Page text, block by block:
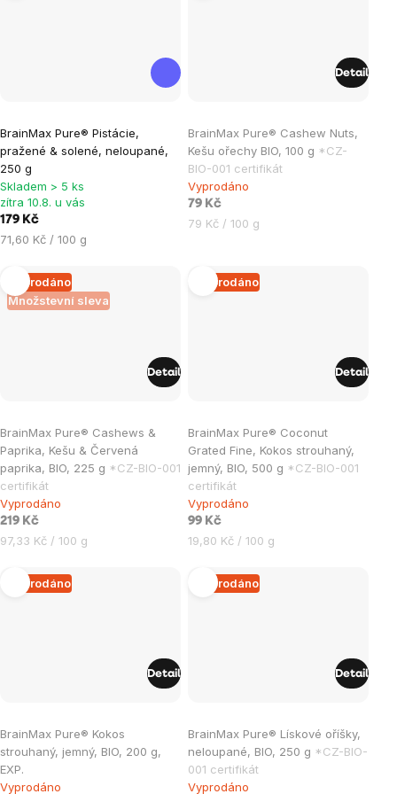
BrainMax Pure® Pistácie,
pražené & solené, neloupané,
250 g
hodnocení
produktu
je
1,0
z
5
hvězdiček.
Skladem > 5 ks
zítra 10.8. u vás
179 Kč
Měrná
71,60 Kč / 100 g
BrainMax Pure® Cashew Nuts,
Kešu ořechy BIO, 100 g *CZ-
BIO-001 certifikát
hodnocení
produktu
je
5,0
z
hvězdiček.
Vyprodáno
79 Kč
Měrná
79 Kč / 100 g
Detail
Množstevní sleva
Vyprodáno
BrainMax Pure® Cashews &
Paprika, Kešu & Červená
paprika, BIO, 225 g *CZ-BIO-001
certifikát
hodnocení
produktu
je
5,0
z
5
Vyprodáno
219 Kč
Měrná
97,33 Kč / 100 g
Detail
Vyprodáno
BrainMax Pure® Coconut
Grated Fine, Kokos strouhaný,
jemný, BIO, 500 g *CZ-BIO-001
certifikát
hodnocení
produktu
je
5,0
z
5
Vyprodáno
99 Kč
Měrná
19,80 Kč / 100 g
Detail
Vyprodáno
BrainMax Pure® Kokos
strouhaný, jemný, BIO, 200 g,
EXP.
Vyprodáno
Detail
Vyprodáno
BrainMax Pure® Lískové oříšky,
neloupané, BIO, 250 g *CZ-BIO-
001 certifikát
hodnocení
produktu
je
Vyprodáno
Detail